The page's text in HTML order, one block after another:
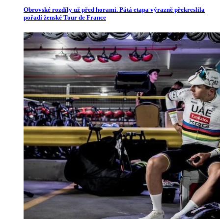
Obrovské rozdíly už před horami. Pátá etapa výrazně překreslila
pořadí ženské Tour de France